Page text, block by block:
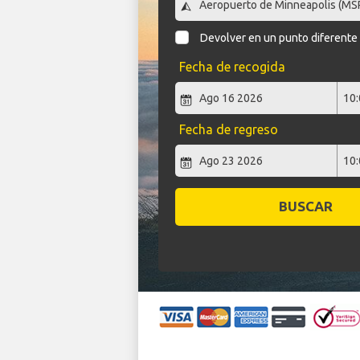
Devolver en un punto diferente
Fecha de recogida
Fecha de regreso
BUSCAR